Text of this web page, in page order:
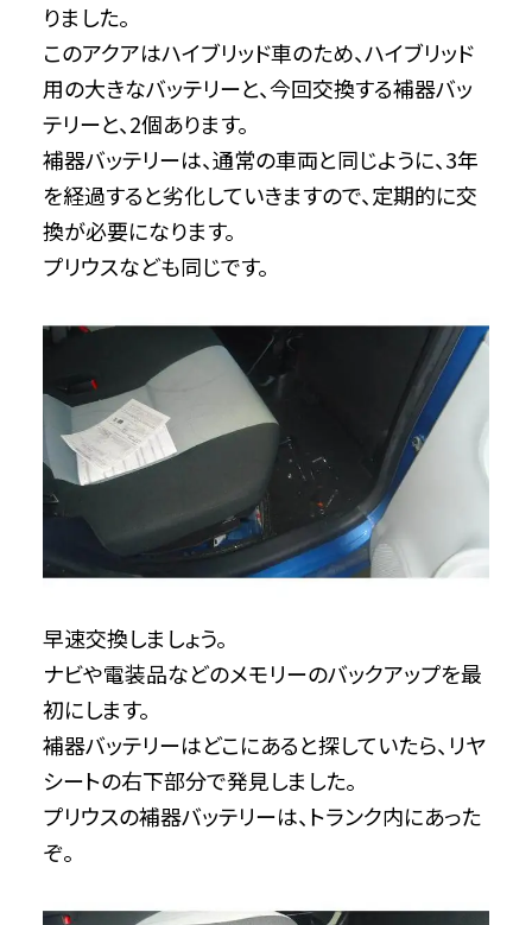
りました。
このアクアはハイブリッド車のため、ハイブリッド
用の大きなバッテリーと、今回交換する補器バッ
テリーと、2個あります。
補器バッテリーは、通常の車両と同じように、3年
を経過すると劣化していきますので、定期的に交
換が必要になります。
プリウスなども同じです。
早速交換しましょう。
ナビや電装品などのメモリーのバックアップを最
初にします。
補器バッテリーはどこにあると探していたら、リヤ
シートの右下部分で発見しました。
プリウスの補器バッテリーは、トランク内にあった
ぞ。